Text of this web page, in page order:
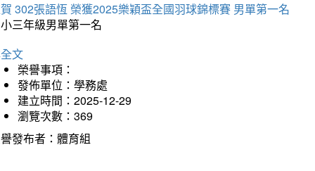
302張語恆 榮獲2025樂穎盃全國羽球錦標賽 男單第一名
三年級男單第一名
文
榮譽事項：
發佈單位：學務處
建立時間：2025-12-29
瀏覽次數：369
發布者：體育組